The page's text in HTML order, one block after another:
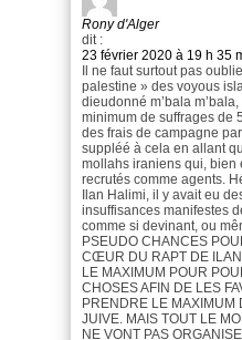
Rony d'Alger
dit :
23 février 2020 à 19 h 35
Il ne faut surtout pas
palestine » des voyous
dieudonné m’bala
minimum de suffrages de
des frais de campagne
suppléé à cela en allant
mollahs iraniens qui, bien
recrutés comme agents.
Ilan Halimi, il y avait eu
insuffisances manifestes
comme si devinant, ou
PSEUDO CHANCES
CŒUR DU RAPT DE ILAN
LE MAXIMUM POUR
CHOSES AFIN DE LES
PRENDRE LE MAXIMUM
JUIVE. MAIS TOUT LE
NE VONT PAS